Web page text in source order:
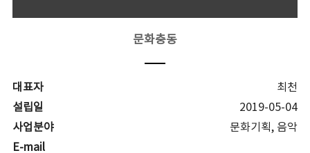
문화충동
대표자
최천
설립일
2019-05-04
사업분야
문화기획, 음악
E-mail